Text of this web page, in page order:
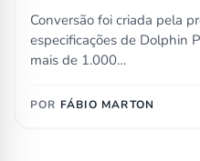
Conversão foi criada pela
especificações de Dolphin
mais de 1.000…
POR FÁBIO MARTON